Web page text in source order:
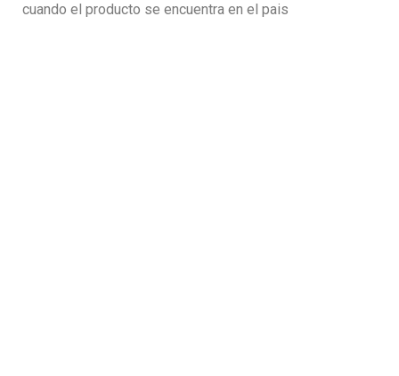
cuando el producto se encuentra en el pais